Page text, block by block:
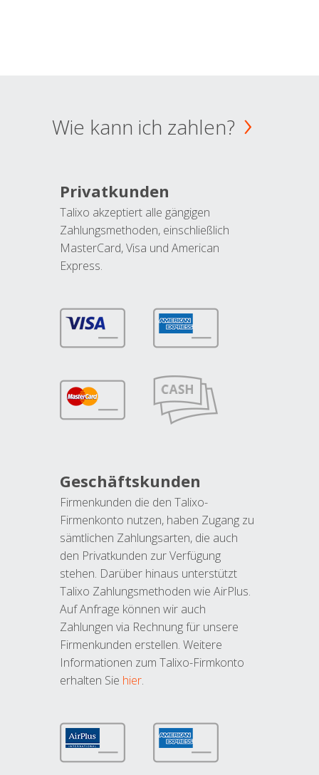
Wie kann ich zahlen?
Privatkunden
Talixo akzeptiert alle gängigen
Zahlungsmethoden, einschließlich
MasterCard, Visa und American
Express.
Geschäftskunden
Firmenkunden die den Talixo-
Firmenkonto nutzen, haben Zugang zu
sämtlichen Zahlungsarten, die auch
den Privatkunden zur Verfügung
stehen. Darüber hinaus unterstützt
Talixo Zahlungsmethoden wie AirPlus.
Auf Anfrage können wir auch
Zahlungen via Rechnung für unsere
Firmenkunden erstellen. Weitere
Informationen zum Talixo-Firmkonto
erhalten Sie hier.